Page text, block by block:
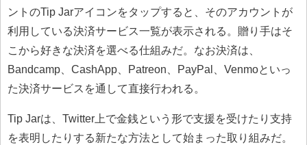
ントのTip Jarアイコンをタップすると、そのアカウントが
利用している決済サービス一覧が表示される。贈り手はそ
こから好きな決済を選べる仕組みだ。なお決済は、
Bandcamp、CashApp、Patreon、PayPal、Venmoといっ
た決済サービスを通して直接行われる。
Tip Jarは、Twitter上で金銭という形で支援を受けたり支持
を表明したりする新たな方法として始まった取り組みだ。